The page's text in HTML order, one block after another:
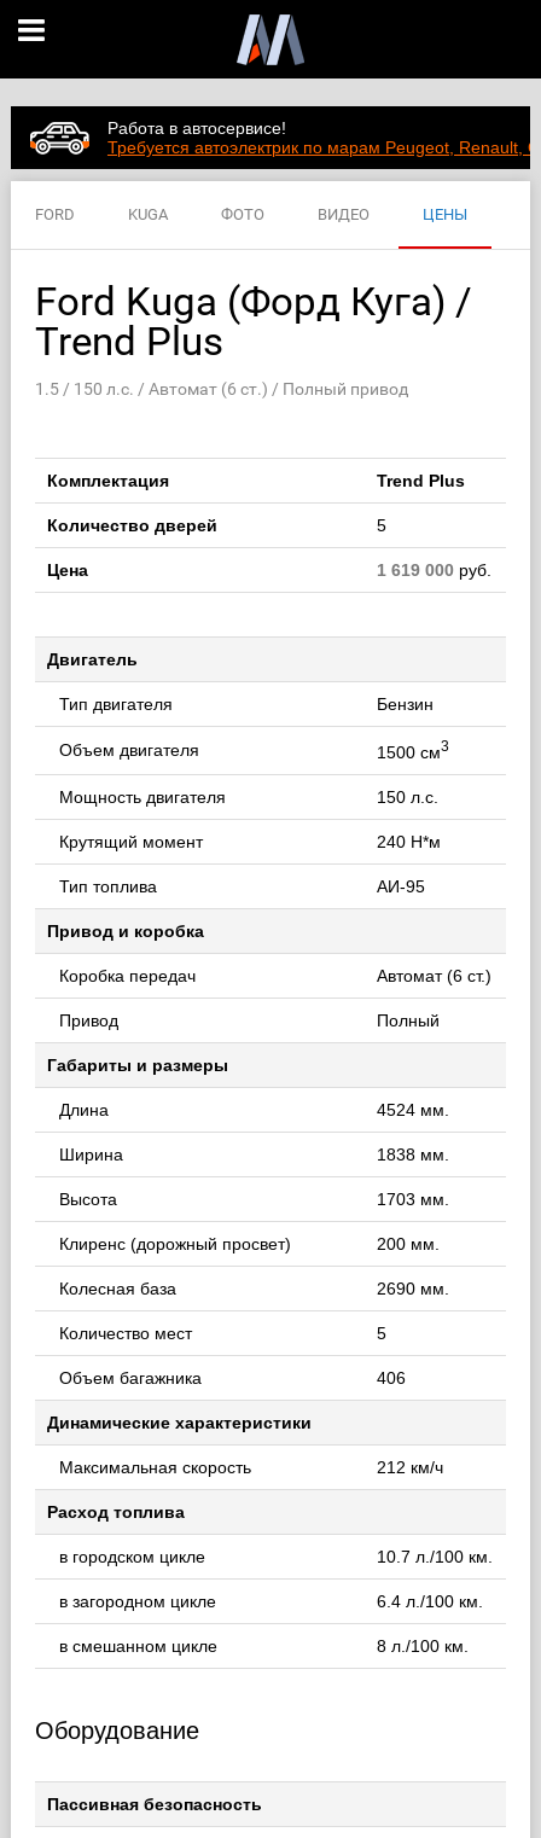
Работа в автосервисе!
Требуется автоэлектрик по марам Peugeot, Renault,
FORD KUGA ФОТО ВИДЕО ЦЕНЫ
ХАРАКТЕРИСТИКИ
Ford Kuga (Форд Куга) /
Trend Plus
1.5 / 150 л.с. / Автомат (6 ст.) / Полный привод
Комплектация Trend Plus
Количество дверей 5
Цена 1 619 000руб.
Двигатель
Тип двигателя Бензин
Объем двигателя 1500 см3
Мощность двигателя 150 л.с.
Крутящий момент 240 Н*м
Тип топлива АИ-95
Привод и коробка
Коробка передач Автомат (6 ст.)
Привод Полный
Габариты и размеры
Длина 4524 мм.
Ширина 1838 мм.
Высота 1703 мм.
Клиренс (дорожный просвет) 200 мм.
Колесная база 2690 мм.
Количество мест 5
Объем багажника 406
Динамические характеристики
Максимальная скорость 212 км/ч
Расход топлива
в городском цикле 10.7 л./100 км.
в загородном цикле 6.4 л./100 км.
в смешанном цикле 8 л./100 км.
Оборудование
Пассивная безопасность